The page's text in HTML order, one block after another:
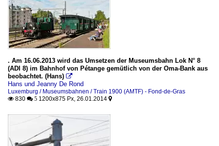
. Am 16.06.2013 wird das Umsetzen der Museumsbahn Lok N° 8
(ADI 8) im Bahnhof von Pétange gemütlich von der Oma-Bank aus
beobachtet. (Hans) 
Hans und Jeanny De Rond
Luxemburg / Museumsbahnen / Train 1900 (AMTF) - Fond-de-Gras
 830  5 1200x875 Px, 26.01.2014 